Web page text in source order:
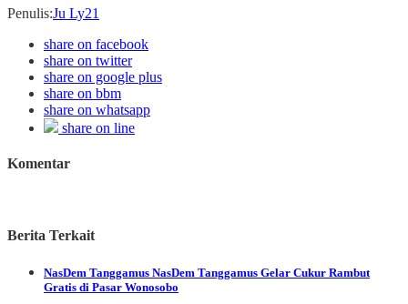
Penulis:Ju Ly21
share on facebook
share on twitter
share on google plus
share on bbm
share on whatsapp
share on line
Komentar
Berita Terkait
NasDem Tanggamus NasDem Tanggamus Gelar Cukur Rambut
Gratis di Pasar Wonosobo